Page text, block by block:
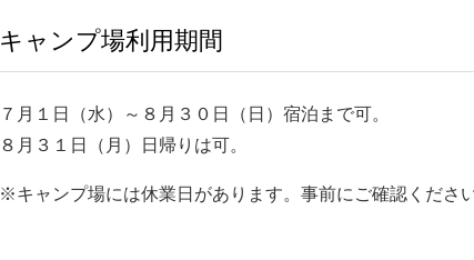
キャンプ場利用期間
７月１日（水）～８月３０日（日）宿泊まで可。
８月３１日（月）日帰りは可。
※キャンプ場には休業日があります。事前にご確認ください